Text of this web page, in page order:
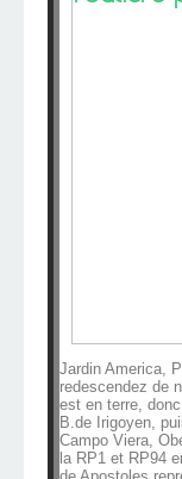
Jardin America,
redescendez de
est en terre,
B.de Irigoyen,
Campo Viera,
la RP1 et RP94